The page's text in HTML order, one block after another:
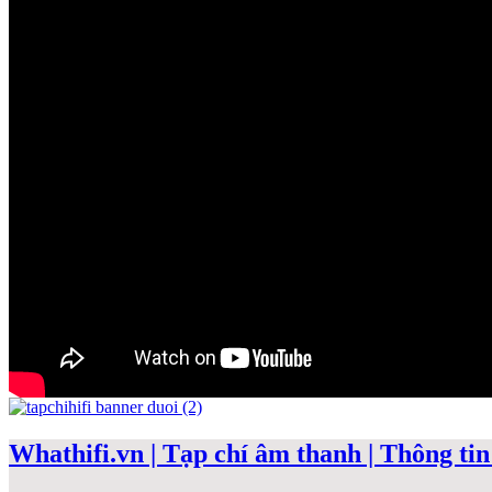
Whathifi.vn | Tạp chí âm thanh | Thông